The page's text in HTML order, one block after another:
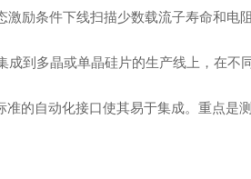
励条件下线扫描少数载流子寿命和电阻
到多晶或单晶硅片的生产线上，在不同的
的自动化接口使其易于集成。重点是测